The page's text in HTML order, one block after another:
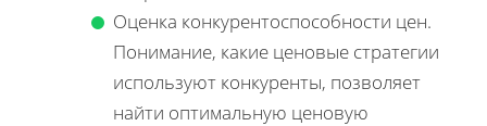
Оценка конкурентоспособности цен.
Понимание, какие ценовые стратегии
используют конкуренты, позволяет
найти оптимальную ценовую